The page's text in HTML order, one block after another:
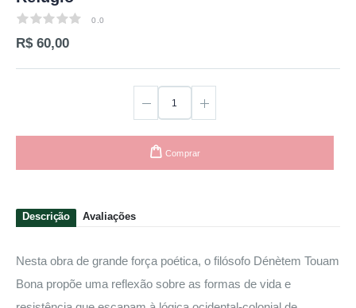
0.0
0.0
R$ 60,00
Comprar
Descrição Avaliações
Nesta obra de grande força poética, o filósofo Dénètem Touam
Bona propõe uma reflexão sobre as formas de vida e